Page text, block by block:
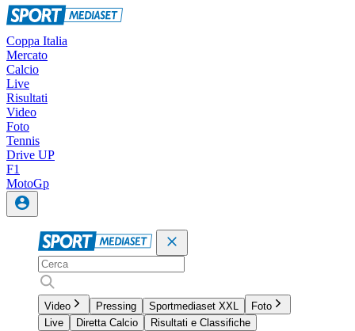
Coppa Italia
Mercato
Calcio
Live
Risultati
Video
Foto
Tennis
Drive UP
F1
MotoGp
Video Pressing Sportmediaset XXL
Foto
Live
Diretta Calcio
Risultati e Classifiche